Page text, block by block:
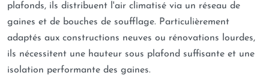
plafonds, ils distribuent l'air climatisé via un réseau de
gaines et de bouches de soufflage. Particulièrement
adaptés aux constructions neuves ou rénovations lourdes,
ils nécessitent une hauteur sous plafond suffisante et une
isolation performante des gaines.